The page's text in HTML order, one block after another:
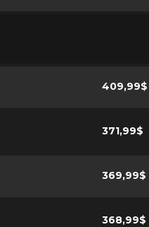
409,99$
371,99$
369,99$
368,99$